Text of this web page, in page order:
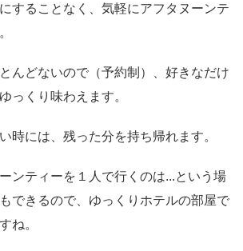
することなく、気軽にアフタヌーンテ
んどないので（予約制）、好きなだけ
っくり味わえます。
時には、残った分を持ち帰れます。
ンティーを１人で行くのは...という場
できるので、ゆっくりホテルの部屋で
ね。